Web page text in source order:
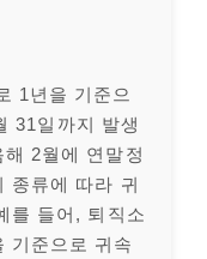
1년을 기준으
31일까지 발생
2월에 연말정
종류에 따라 귀
를 들어, 퇴직소
기준으로 귀속